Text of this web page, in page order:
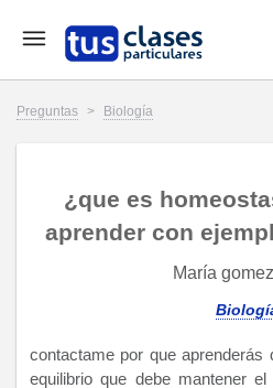
Preguntas > Biología
¿que es
aprender con
María gomez
contactame por que
equilibrio que debe mantener